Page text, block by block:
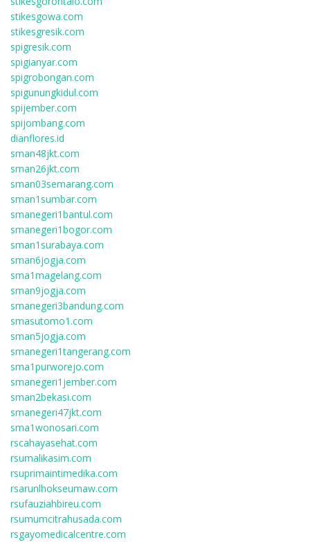
stikesgowa.com
stikesgresik.com
spigresik.com
spigianyar.com
spigrobongan.com
spigunungkidul.com
spijember.com
spijombang.com
dianflores.id
sman48jkt.com
sman26jkt.com
sman03semarang.com
sman1sumbar.com
smanegeri1bantul.com
smanegeri1bogor.com
sman1surabaya.com
sman6jogja.com
sma1magelang.com
sman9jogja.com
smanegeri3bandung.com
smasutomo1.com
sman5jogja.com
smanegeri1tangerang.com
sma1purworejo.com
smanegeri1jember.com
sman2bekasi.com
smanegeri47jkt.com
sma1wonosari.com
rscahayasehat.com
rsumalikasim.com
rsuprimaintimedika.com
rsarunlhokseumaw.com
rsufauziahbireu.com
rsumumcitrahusada.com
rsgayomedicalcentre.com